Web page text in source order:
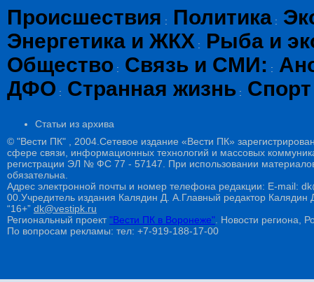
Происшествия : Политика :
Энергетика и ЖКХ :
Рыба и
Общество : Связь и СМИ: :
ДФО : Странная жизнь : Спорт
Статьи из архива
© "Вести ПК" , 2004.Сетевое издание «Вести ПК»
сфере связи, информационных технологий и массовых
регистрации ЭЛ № ФС 77 - 57147. При использовании
обязательна.
Адрес электронной почты и номер телефона редакции: E-mail:
00.Учредитель издания Калядин Д. А.Главный редактор
“16+” dk@vestipk.ru
Региональный проект"Вести ПК в Воронеже" . Новости региона,
По вопросам рекламы: тел: +7-919-188-17-00